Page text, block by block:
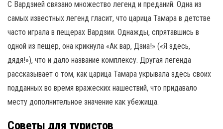
С Вардзией связано множество легенд и преданий. Одна из
самых известных легенд гласит, что царица Тамара в детстве
часто играла в пещерах Вардзии. Однажды, спрятавшись в
одной из пещер, она крикнула «Ак вар, Дзиа!» («Я здесь,
дядя!»), что и дало название комплексу. Другая легенда
рассказывает о том, как царица Тамара укрывала здесь своих
подданных во время вражеских нашествий, что придавало
месту дополнительное значение как убежища.
Советы для туристов